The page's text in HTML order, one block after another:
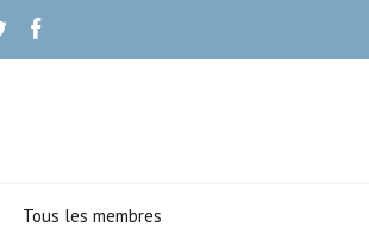
.
Tous les membres